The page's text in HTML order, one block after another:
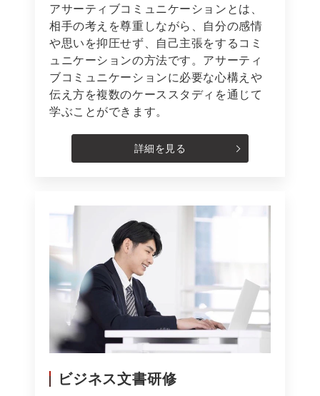
アサーティブコミュニケーションとは、
相手の考えを尊重しながら、自分の感情
や思いを抑圧せず、自己主張をするコミ
ュニケーションの方法です。アサーティ
ブコミュニケーションに必要な心構えや
伝え方を複数のケーススタディを通じて
学ぶことができます。
詳細を見る
ビジネス文書研修